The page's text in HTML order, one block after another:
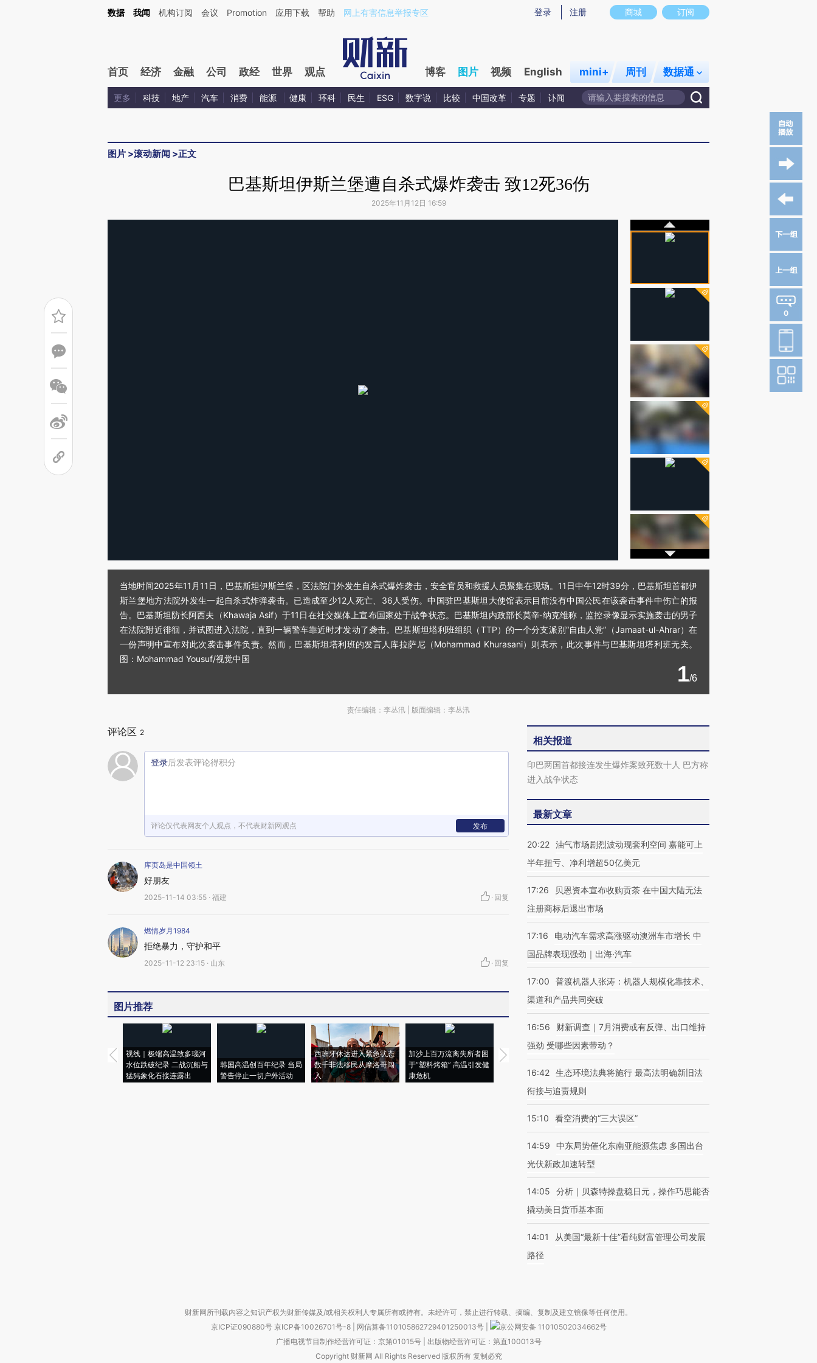
商城 订阅
登录 注册
数据 我闻 机构订阅 会议 Promotion 应用下载 帮助 网上有害信息举报专区
首页 经济 金融 公司 政经 世界 观点 博客 图片 视频 English mini+ 周刊 数据通
更多 科技 地产 汽车 消费 能源 健康 环科 民生 ESG 数字说 比较 中国改革 专题 讣闻
图片 >滚动新闻 >正文
巴基斯坦伊斯兰堡遭自杀式爆炸袭击 致12死36伤
2025年11月12日 16:59
0
登
成
当地时间2025年11月11日，巴基斯坦伊斯兰堡，区法院门外发生自杀式爆炸袭击，安全官员和救援人员聚集在现场。11日中午12时39分，巴基斯坦首都伊
斯兰堡地方法院外发生一起自杀式炸弹袭击。已造成至少12人死亡、36人受伤。中国驻巴基斯坦大使馆表示目前没有中国公民在该袭击事件中伤亡的报
告。巴基斯坦防长阿西夫（Khawaja Asif）于11日在社交媒体上宣布国家处于战争状态‌。巴基斯坦内政部长莫辛·纳克维称，监控录像显示实施袭击的男子
在法院附近徘徊，并试图进入法院，直到一辆警车靠近时才发动了袭击。巴基斯坦塔利班组织（TTP）的一个分支派别“自由人党”（Jamaat-ul-Ahrar）在
一份声明中宣布对此次袭击事件负责。然而，巴基斯坦塔利班的发言人库拉萨尼（Mohammad Khurasani）则表示，此次事件与巴基斯坦塔利班无关。
图：Mohammad Yousuf/视觉中国
1/6
责任编辑：李丛汛 | 版面编辑：李丛汛
评论区 2
登录后发表评论得积分
评论仅代表网友个人观点，不代表财新网观点 发布
库页岛是中国领土
好朋友
2025-11-14 03:55 · 福建 · 回复
燃情岁月1984
拒绝暴力，守护和平
2025-11-12 23:15 · 山东 · 回复
图片推荐
视线｜极端高温致多瑙河
水位跌破纪录 二战沉船与
猛犸象化石接连露出
韩国高温创百年纪录 当局
警告停止一切户外活动
西班牙休达进入紧急状态
数千非法移民从摩洛哥闯
入
加沙上百万流离失所者困
于“塑料烤箱” 高温引发健
康危机
视线｜HYROX的吸金
心“花钱找虐”？
毒品
育部长拱下台
相关报道
印巴两国首都接连发生爆炸案致死数十人 巴方称
进入战争状态
最新文章
20:22 油气市场剧烈波动现套利空间 嘉能可上
半年扭亏、净利增超50亿美元
17:26
贝恩资本宣布收购贡茶 在中国大陆无法
注册商标后退出市场
17:16
电动汽车需求高涨驱动澳洲车市增长 中
国品牌表现强劲｜出海·汽车
17:00
普渡机器人张涛：机器人规模化靠技术、
渠道和产品共同突破
16:56
财新调查｜7月消费或有反弹、出口维持
强劲 受哪些因素带动？
16:42 生态环境法典将施行 最高法明确新旧法
衔接与追责规则
15:10 看空消费的“三大误区”
14:59
中东局势催化东南亚能源焦虑 多国出台
光伏新政加速转型
14:05
分析｜贝森特操盘稳日元，操作巧思能否
撬动美日货币基本面
14:01
从美国“最新十佳”看纯财富管理公司发展
路径
财新网所刊载内容之知识产权为财新传媒及/或相关权利人专属所有或持有。未经许可，禁止进行转载、摘编、复制及建立镜像等任何使用。
京ICP证090880号 京ICP备10026701号-8 网信算备110105862729401250013号
京公网安备 11010502034662号
广播电视节目制作经营许可证：京第01015号| 出版物经营许可证：第直100013号
Copyright 财新网 All Rights Reserved 版权所有 复制必究